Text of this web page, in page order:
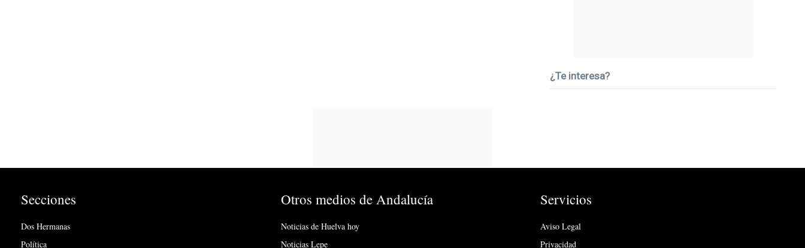
¿Te interesa?
Secciones
Dos Hermanas
Política
Otros medios de Andalucía
Noticias de Huelva hoy
Noticias Lepe
Servicios
Aviso Legal
Privacidad